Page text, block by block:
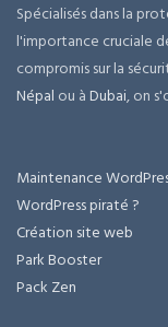
Spécialisés dans la
l'importance cruciale
compromis sur la
Népal ou àDubai, on
Maintenance
WordPress piraté ?
Création site web
Park Booster
Pack Zen